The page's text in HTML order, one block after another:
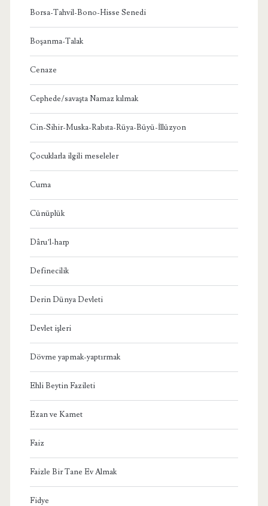
Borsa-Tahvil-Bono-Hisse Senedi
Boşanma-Talak
Cenaze
Cephede/savaşta Namaz kılmak
Cin-Sihir-Muska-Rabıta-Rüya-Büyü-İllüzyon
Çocuklarla ilgili meseleler
Cuma
Cünüplük
Dâru’l-harp
Definecilik
Derin Dünya Devleti
Devlet işleri
Dövme yapmak-yaptırmak
Ehli Beytin Fazileti
Ezan ve Kamet
Faiz
Faizle Bir Tane Ev Almak
Fidye